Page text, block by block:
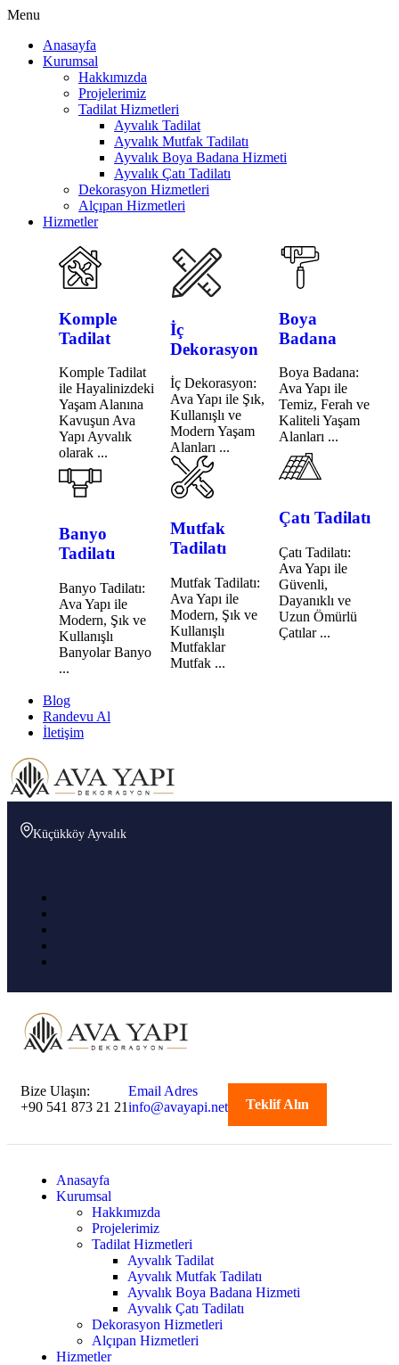
Menu
Anasayfa
Kurumsal
Hakkımızda
Projelerimiz
Tadilat Hizmetleri
Ayvalık Tadilat
Ayvalık Mutfak Tadilatı
Ayvalık Boya Badana Hizmeti
Ayvalık Çatı Tadilatı
Dekorasyon Hizmetleri
Alçıpan Hizmetleri
Hizmetler
Komple
Tadilat
Komple Tadilat
ile Hayalinizdeki
Yaşam Alanına
Kavuşun Ava
Yapı Ayvalık
olarak ...
Banyo
Tadilatı
Banyo Tadilatı:
Ava Yapı ile
Modern, Şık ve
Kullanışlı
Banyolar Banyo
...
İç
Dekorasyon
İç Dekorasyon:
Ava Yapı ile Şık,
Kullanışlı ve
Modern Yaşam
Alanları ...
Mutfak
Tadilatı
Mutfak Tadilatı:
Ava Yapı ile
Modern, Şık ve
Kullanışlı
Mutfaklar
Mutfak ...
Boya
Badana
Boya Badana:
Ava Yapı ile
Temiz, Ferah ve
Kaliteli Yaşam
Alanları ...
Çatı Tadilatı
Çatı Tadilatı:
Ava Yapı ile
Güvenli,
Dayanıklı ve
Uzun Ömürlü
Çatılar ...
Blog
Randevu Al
İletişim
Küçükköy Ayvalık
Bize Ulaşın:
+90 541 873 21 21
Email Adres
info@avayapi.net
Teklif Alın
Anasayfa
Kurumsal
Hakkımızda
Projelerimiz
Tadilat Hizmetleri
Ayvalık Tadilat
Ayvalık Mutfak Tadilatı
Ayvalık Boya Badana Hizmeti
Ayvalık Çatı Tadilatı
Dekorasyon Hizmetleri
Alçıpan Hizmetleri
Hizmetler